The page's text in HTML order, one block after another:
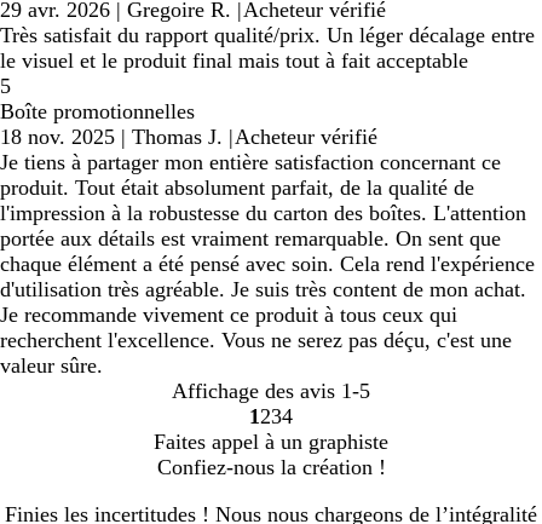
29 avr. 2026 | Gregoire R. |Acheteur vérifié
Très satisfait du rapport qualité/prix. Un léger décalage entre
le visuel et le produit final mais tout à fait acceptable
5
Boîte promotionnelles
18 nov. 2025 | Thomas J. |Acheteur vérifié
Je tiens à partager mon entière satisfaction concernant ce
produit. Tout était absolument parfait, de la qualité de
l'impression à la robustesse du carton des boîtes. L'attention
portée aux détails est vraiment remarquable. On sent que
chaque élément a été pensé avec soin. Cela rend l'expérience
d'utilisation très agréable. Je suis très content de mon achat.
Je recommande vivement ce produit à tous ceux qui
recherchent l'excellence. Vous ne serez pas déçu, c'est une
valeur sûre.
Affichage des avis 1-5
Accéder
à
la
1 Accéder
à
la
2 Accéder
à
la
3Accéder
à
la
page
4
Faites appel à un graphiste
Confiez-nous la création !
Finies les incertitudes ! Nous nous chargeons de l’intégralité